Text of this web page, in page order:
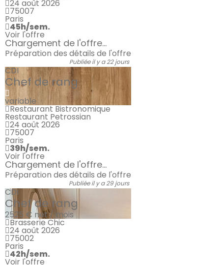
24 août 2026
75007
Paris
45h/sem.
Voir l'offre
Chargement de l'offre...
Préparation des détails de l'offre
Publiée il y a 22 jours
CDI
Chef de rang
variable
Restaurant Bistronomique
Restaurant Petrossian
24 août 2026
75007
Paris
39h/sem.
Voir l'offre
Chargement de l'offre...
Préparation des détails de l'offre
Publiée il y a 29 jours
CDI
Chef de rang
2525 € net / mois
Brasserie Chic
24 août 2026
75002
Paris
42h/sem.
Voir l'offre